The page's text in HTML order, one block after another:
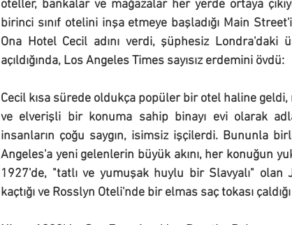
oteller, bankalar ve mağazalar her yerde ortaya
birinci sınıf otelini inşa etmeye başladığı Main
Ona Hotel Cecil adını verdi, şüphesiz Londra'daki
açıldığında, Los Angeles Times sayısız erdemini övdü:
Cecil kısa sürede oldukça popüler bir otel haline
ve elverişli bir konuma sahip binayı evi olarak
insanların çoğu saygın, isimsiz işçilerdi. Bununla
Angeles'a yeni gelenlerin büyük akını, her konuğun
1927'de, "tatlı ve yumuşak huylu bir Slavyalı" olan
kaçtığı ve Rosslyn Oteli'nde bir elmas saç tokası